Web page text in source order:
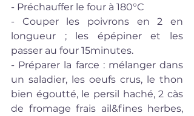
- Préchauffer le four à 180°C
- Couper les poivrons en 2 en
longueur ; les épépiner et les
passer au four 15minutes.
- Préparer la farce : mélanger dans
un saladier, les oeufs crus, le thon
bien égoutté, le persil haché, 2 càs
de fromage frais ail&fines herbes,